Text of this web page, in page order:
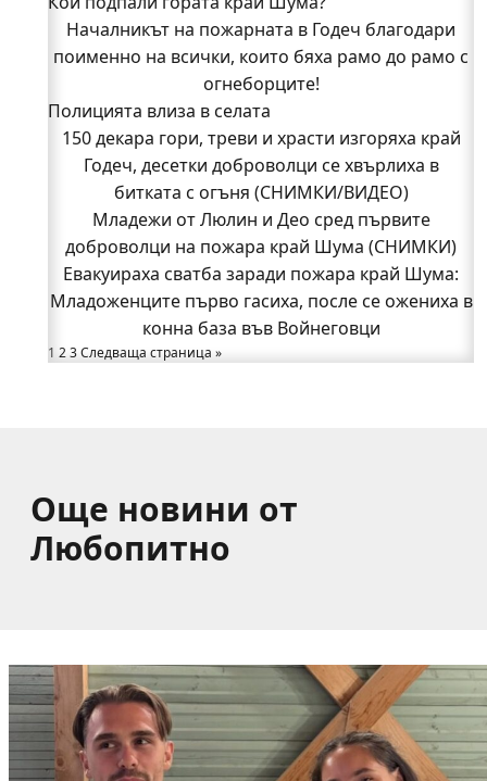
доброволци на пожара край Шума (СНИМКИ)
Началникът на пожарната в Годеч благодари
поименно на всички, които бяха рамо до рамо с
огнеборците!
150 декара гори, треви и храсти изгоряха край
Годеч, десетки доброволци се хвърлиха в
битката с огъня (СНИМКИ/ВИДЕО)
Полицията влиза в селата
Възможни са прекъсвания на тока утре в части
от община Годеч
Какво накара Яна и Станимир да изберат Годеч
пред живота в чужбина? (ВИДЕО)
Родов оброк събра поколения под старата круша
Началникът на пожарната в Годеч благодари
поименно на всички, които бяха рамо до рамо с
огнеборците!
Полицията влиза в селата
150 декара гори, треви и храсти изгоряха край
Годеч, десетки доброволци се хвърлиха в
битката с огъня (СНИМКИ/ВИДЕО)
Младежи от Люлин и Део сред първите
доброволци на пожара край Шума (СНИМКИ)
Евакуираха сватба заради пожара край Шума:
Младоженците първо гасиха, после се ожениха в
конна база във Войнеговци
1 23Следваща страница »
Още новини от
Любопитно